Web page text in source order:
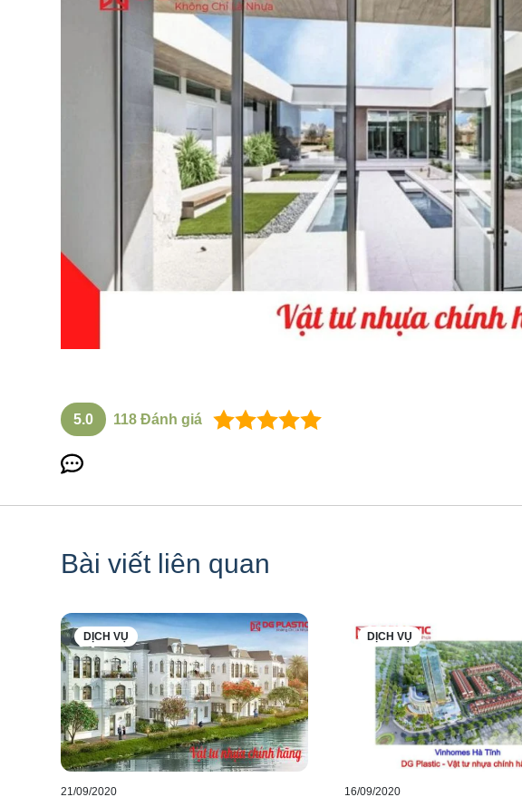
5.0 118 Đánh giá
Bài viết liên quan
DỊCH VỤ
21/09/2020
DỊCH VỤ
16/09/2020